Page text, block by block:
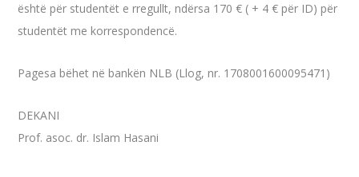
është për studentët e rregullt, ndërsa 170 € ( + 4 € për ID) për
studentët me korrespondencë.
Pagesa bëhet në bankën NLB (Llog, nr. 1708001600095471)
DEKANI
Prof. asoc. dr. Islam Hasani